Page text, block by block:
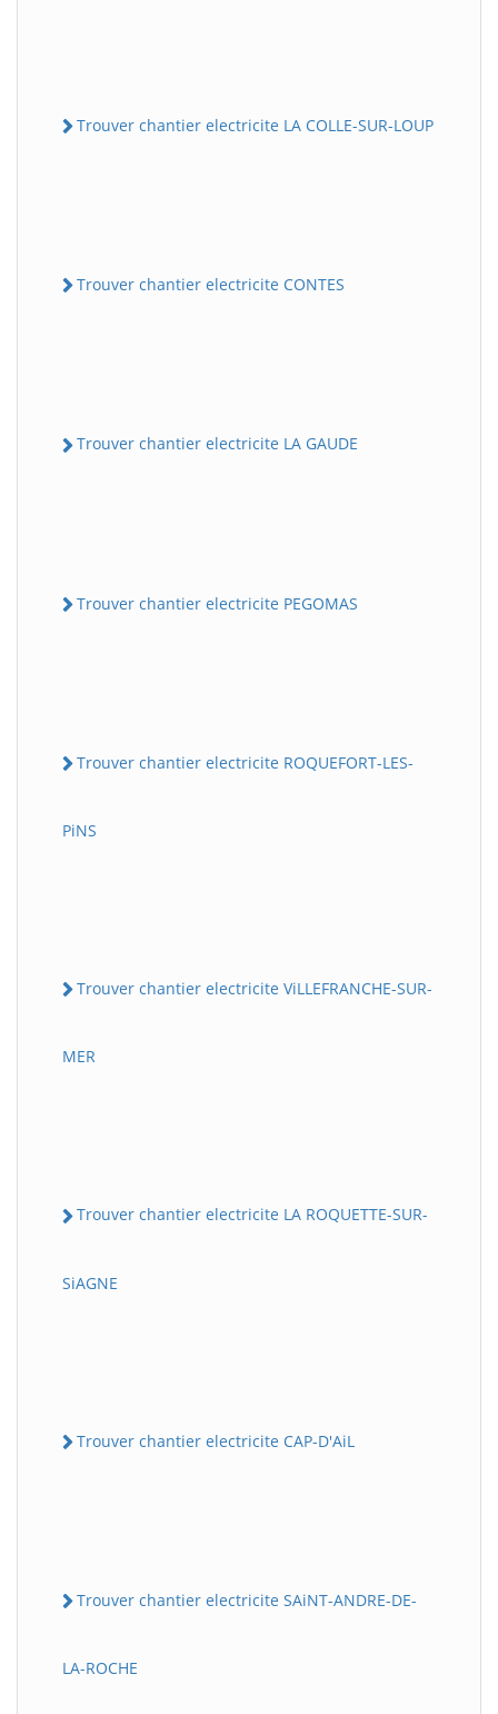
Trouver chantier electricite LA COLLE-SUR-LOUP
Trouver chantier electricite CONTES
Trouver chantier electricite LA GAUDE
Trouver chantier electricite PEGOMAS
Trouver chantier electricite ROQUEFORT-LES-
PiNS
Trouver chantier electricite ViLLEFRANCHE-SUR-
MER
Trouver chantier electricite LA ROQUETTE-SUR-
SiAGNE
Trouver chantier electricite CAP-D'AiL
Trouver chantier electricite SAiNT-ANDRE-DE-
LA-ROCHE